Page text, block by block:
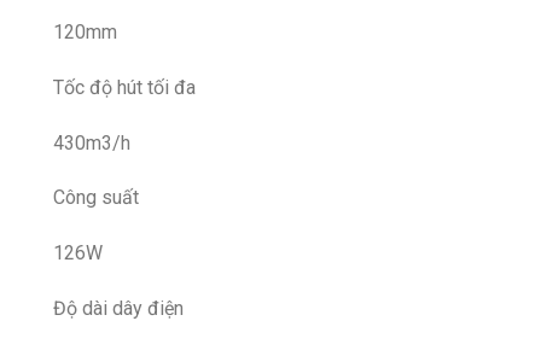
120mm
Tốc độ hút tối đa
430m3/h
Công suất
126W
Độ dài dây điện